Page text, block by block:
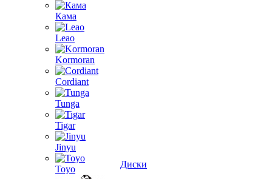
Кама
Leao
Kormoran
Cordiant
Tunga
Tigar
Jinyu
Toyo
Диски